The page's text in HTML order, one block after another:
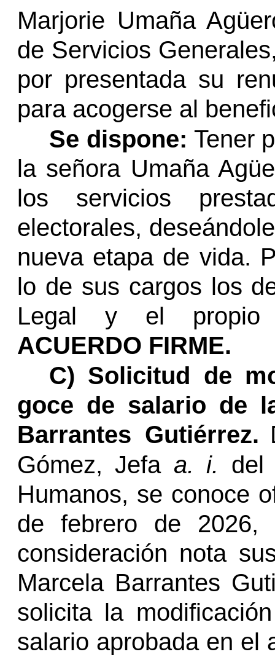
Marjorie Umaña
de Servicios
por presentada su
para acogerse al
Se dispone:Tener
la señora Umaña
los servicios
electorales,
nueva etapa de vida.
lo de sus cargos los
Legal y el propio
ACUERDO FIRME.
C) Solicitud de
goce de salario de
Barrantes Gutiérrez.
Gómez, Jefa a. i. del
Humanos, se conoce
de febrero de 2026,
consideración nota
Marcela Barrantes
solicita la
salario aprobada en el